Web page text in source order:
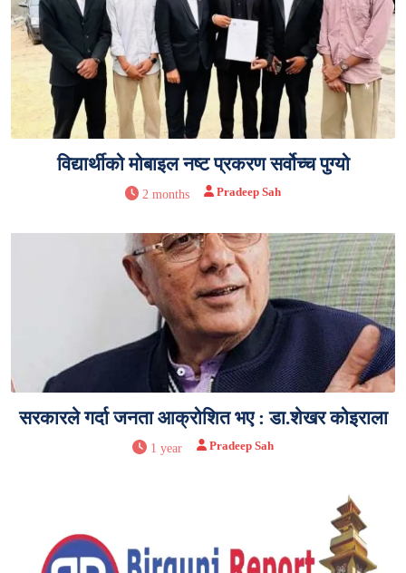
विद्यार्थीको मोबाइल नष्ट प्रकरण सर्वोच्च पुग्यो
2 months Pradeep Sah
सरकारले गर्दा जनता आक्रोशित भए : डा.शेखर कोइराला
1 year Pradeep Sah